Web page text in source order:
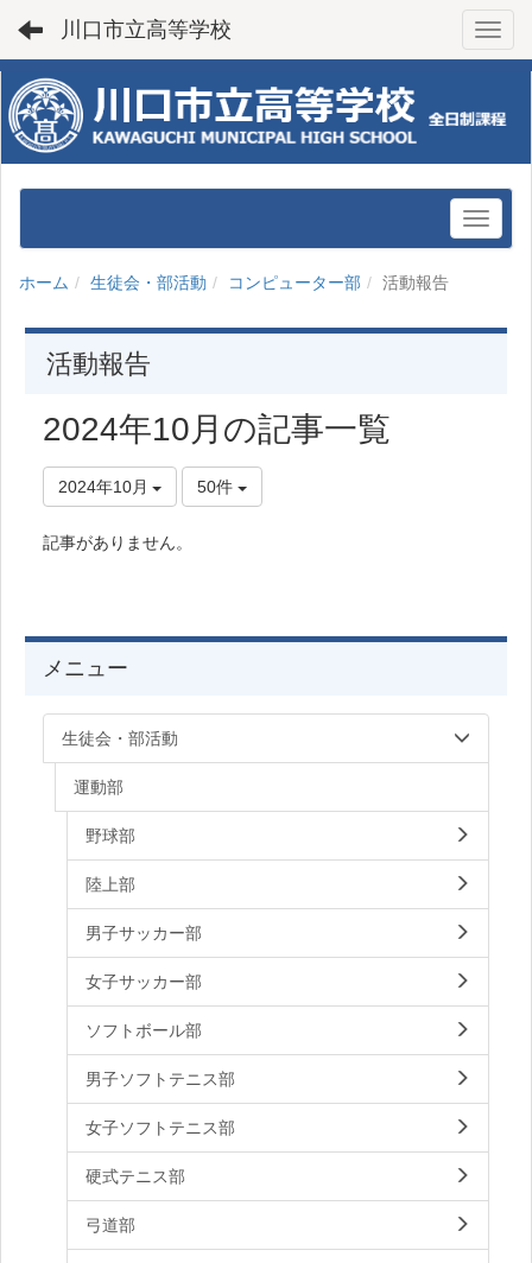
川口市立高等学校
ホーム 生徒会・部活動 コンピューター部 活動報告
活動報告
2024年10月の記事一覧
2024年10月 50件
記事がありません。
メニュー
生徒会・部活動
運動部
野球部
陸上部
男子サッカー部
女子サッカー部
ソフトボール部
男子ソフトテニス部
女子ソフトテニス部
硬式テニス部
弓道部